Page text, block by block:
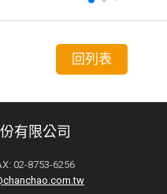
回列表
有限公司
02-8753-6256